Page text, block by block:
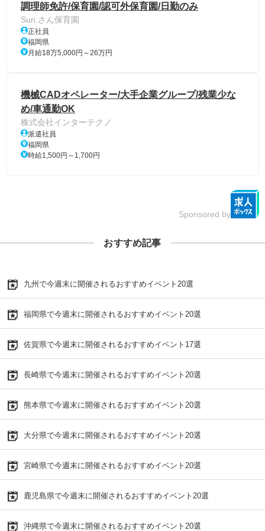
調理師免許/保育園/認可外保育園/日勤のみ
Sun.さん保育園
正社員
福岡県
月給18万5,000円～26万円
機械CADオペレーター/大手企業グループ/残業少な
め/車通勤OK
株式会社インターテクノ
派遣社員
福岡県
時給1,500円～1,700円
Sponsored by
おすすめ記事
九州で今週末に開催されるおすすめイベント20選
福岡県で今週末に開催されるおすすめイベント20選
佐賀県で今週末に開催されるおすすめイベント17選
長崎県で今週末に開催されるおすすめイベント20選
熊本県で今週末に開催されるおすすめイベント20選
大分県で今週末に開催されるおすすめイベント20選
宮崎県で今週末に開催されるおすすめイベント20選
鹿児島県で今週末に開催されるおすすめイベント20選
沖縄県で今週末に開催されるおすすめイベント20選